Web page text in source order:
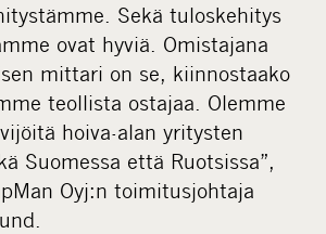
Sekä tuloskehitys
ovat hyviä. Omistajana
mittari on se, kiinnostaako
teollista ostajaa. Olemme
hoiva-alan yritysten
Suomessa että Ruotsissa”,
Oyj:n toimitusjohtaja